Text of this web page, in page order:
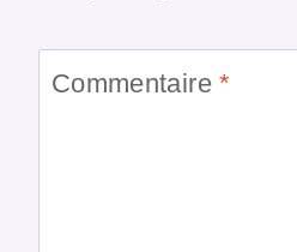
Commentaire*